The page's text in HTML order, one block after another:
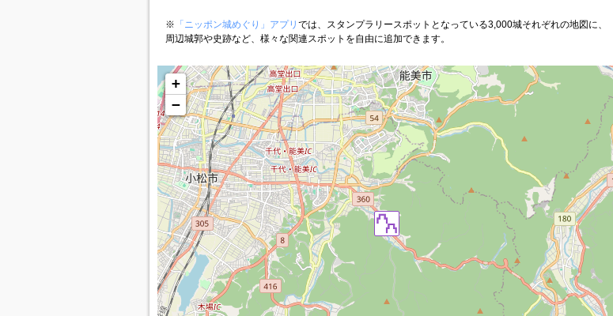
※ 「ニッポン城めぐり」アプリ では、スタンプラリースポットとなっている3,000城それぞれの地図に、
周辺城郭や史跡など、様々な関連スポットを自由に追加できます。
+
−